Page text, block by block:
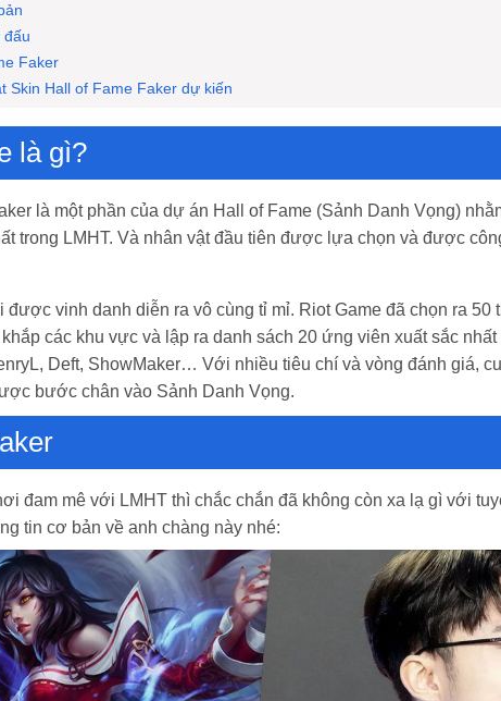
đấu
Faker
Skin Hall of Fame Faker dự kiến
là gì?
là một phần của dự án Hall of Fame (Sảnh Danh Vọng)
trong LMHT. Và nhân vật đầu tiên được lựa chọn và được
vinh danh diễn ra vô cùng tỉ mỉ. Riot Game đã chọn ra 50
các khu vực và lập ra danh sách 20 ứng viên xuất sắc
Deft, ShowMaker… Với nhiều tiêu chí và vòng đánh giá,
bước chân vào Sảnh Danh Vọng.
đam mê với LMHT thì chắc chắn đã không còn xa lạ gì với
tin cơ bản về anh chàng này nhé: